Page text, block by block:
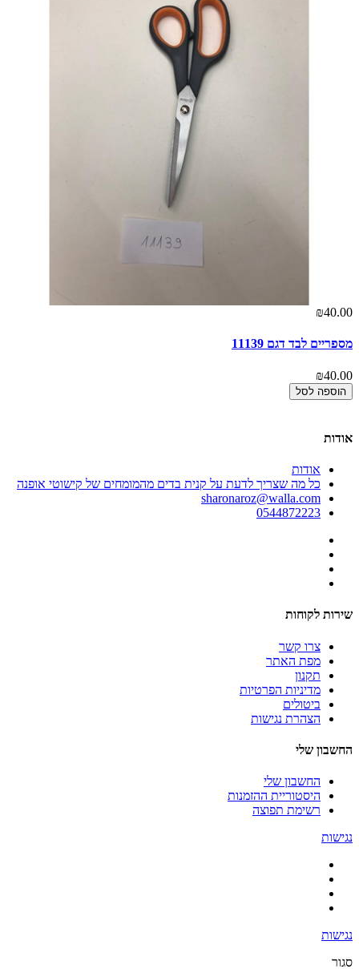
₪40.00
מספריים לבד דגם 11139
₪40.00
הוספה לסל
אודות
אודות
כל מה שצריך לדעת על קנית בדים מהמומחים של קישוטי אופנה
sharonaroz@walla.com
0544872223
שירות לקוחות
צרו קשר
מפת האתר
תקנון
מדיניות הפרטיות
ביטולים
הצהרת נגישות
החשבון שלי
החשבון שלי
היסטוריית ההזמנות
רשימת תפוצה
נגישות
נגישות
סגור